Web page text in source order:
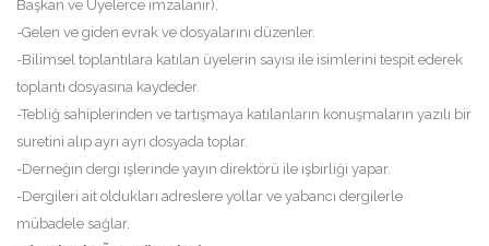
Başkan ve Üyelerce imzalanır),
-Gelen ve giden evrak ve dosyalarını düzenler.
-Bilimsel toplantılara katılan üyelerin sayısı ile isimlerini tespit ederek
toplantı dosyasına kaydeder.
-Tebliğ sahiplerinden ve tartışmaya katılanların konuşmaların yazılı bir
suretini alıp ayrı ayrı dosyada toplar.
-Derneğin dergi işlerinde yayın direktörü ile işbirliği yapar.
-Dergileri ait oldukları adreslere yollar ve yabancı dergilerle
mübadele sağlar.